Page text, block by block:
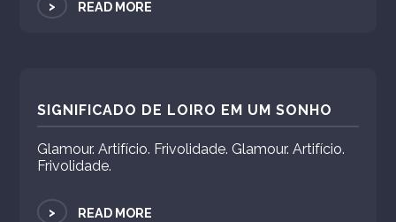
> READ MORE
SIGNIFICADO DE LOIRO EM UM SONHO
Glamour. Artifício. Frivolidade. Glamour. Artifício.
Frivolidade.
> READ MORE